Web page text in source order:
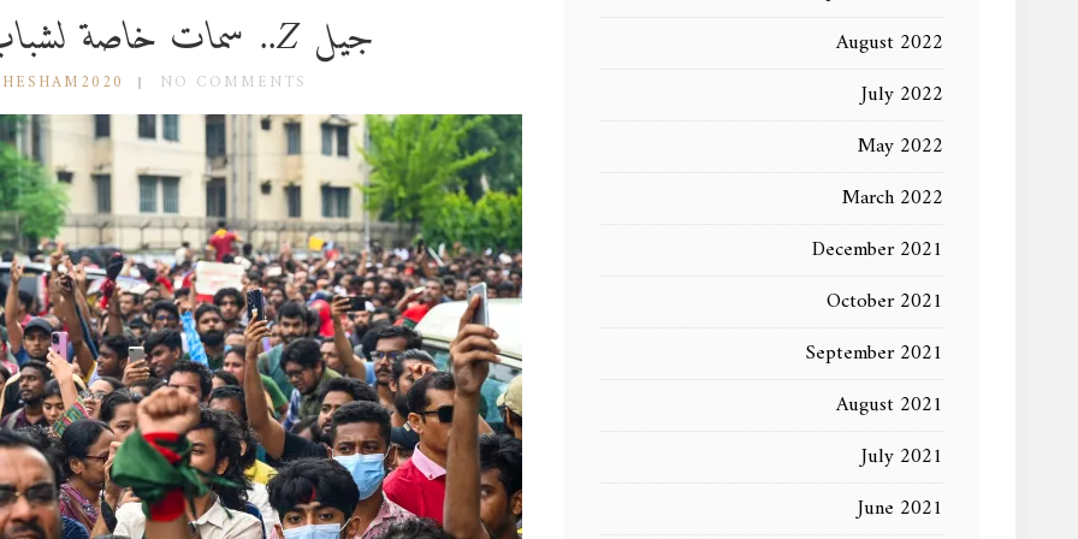
جيل Z.. سمات خاصة لشباب يعيدون تشكيل العالم
NO COMMENTS
August 2022
July 2022
May 2022
March 2022
December 2021
October 2021
September 2021
August 2021
July 2021
June 2021